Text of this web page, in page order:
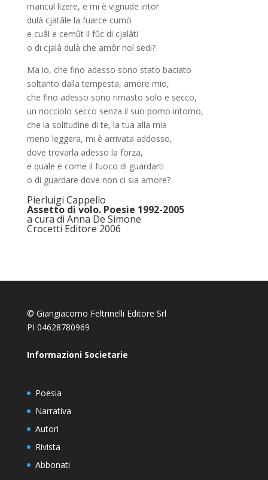
mancul lizere, e mi è vignude intor
dulà cjatâle la fuarce cumò
e cuâl e cemût il fûc di cjalâti
o di cjalâ dulà che amôr nol sedi?
Ma io, che fino adesso sono stato baciato
soltanto dalla tempesta, amore mio,
che fino adesso sono rimasto solo e secco,
un nocciolo secco senza il suo pomo intorno,
che la solitudine di te, la tua alla mia
meno leggera, mi è arrivata addosso,
dove trovarla adesso la forza,
e quale e come il fuoco di guardarti
o di guardare dove non ci sia amore?
Pierluigi Cappello
Assetto di volo. Poesie 1992-2005
a cura di Anna De Simone
Crocetti Editore 2006
© Giangiacomo Feltrinelli Editore Srl
PI 04628780969
Informazioni Societarie
Poesia
Narrativa
Autori
Rivista
Abbonati